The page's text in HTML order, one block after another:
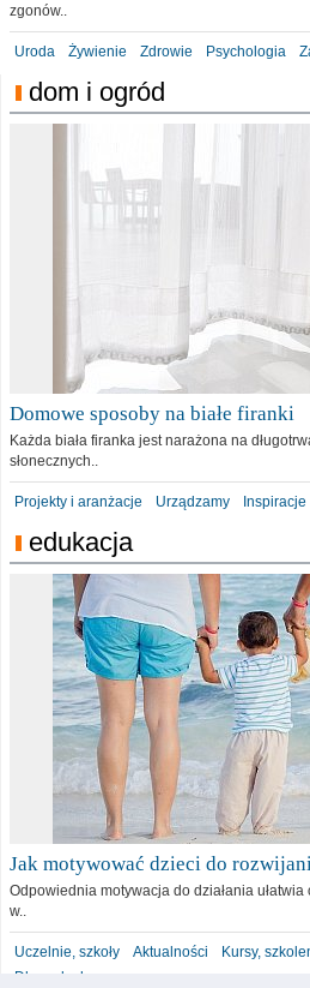
zgonów..
Uroda Żywienie Zdrowie Psychologia
dom i ogród
Domowe sposoby na białe firanki
Każda biała firanka jest narażona na
słonecznych..
Projekty i aranżacje Urządzamy Inspiracje
edukacja
Jak motywować dzieci do
Odpowiednia motywacja do działania
w..
Uczelnie, szkoły Aktualności Kursy,
Dla malucha